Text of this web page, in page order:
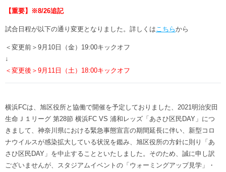
オリジナルビール
アカデミー選手
アカデミースタッフ
フェニックスクラブ
サッカースクール
あしながドリーム基金
【重要】※8/26追記
試合日程が以下の通り変更となりました。詳しくは こちらから
＜変更前＞9月10日（金）19:00キックオフ
↓
＜変更後＞9月11日（土）18:00キックオフ
横浜FCは、旭区役所と協働で開催を予定しておりました、2021明治安田
生命Ｊ１リーグ 第28節 横浜FC VS 浦和レッズ「あさひ区民DAY」につ
きまして、神奈川県における緊急事態宣言の期間延長に伴い、新型コロ
ナウイルスが感染拡大している状況を鑑み、旭区役所の方針に則り「あ
さひ区民DAY」を中止することといたしました。そのため、誠に申し訳
ございませんが、スタジアムイベントの「ウォーミングアップ見学」・